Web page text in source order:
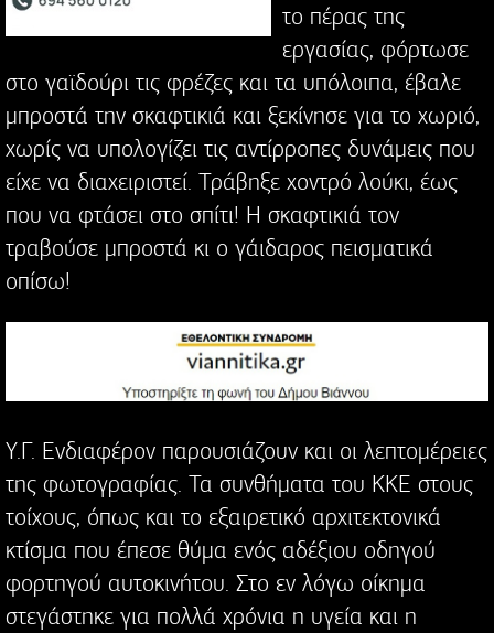
το πέρας της
εργασίας, φόρτωσε
στο γαϊδούρι τις φρέζες και τα υπόλοιπα, έβαλε
μπροστά την σκαφτικιά και ξεκίνησε για το χωριό,
χωρίς να υπολογίζει τις αντίρροπες δυνάμεις που
είχε να διαχειριστεί. Τράβηξε χοντρό λούκι, έως
που να φτάσει στο σπίτι! Η σκαφτικιά τον
τραβούσε μπροστά κι ο γάιδαρος πεισματικά
οπίσω!
Υ.Γ. Ενδιαφέρον παρουσιάζουν και οι λεπτομέρειες
της φωτογραφίας. Τα συνθήματα του ΚΚΕ στους
τοίχους, όπως και το εξαιρετικό αρχιτεκτονικά
κτίσμα που έπεσε θύμα ενός αδέξιου οδηγού
φορτηγού αυτοκινήτου. Στο εν λόγω οίκημα
στεγάστηκε για πολλά χρόνια η υγεία και η